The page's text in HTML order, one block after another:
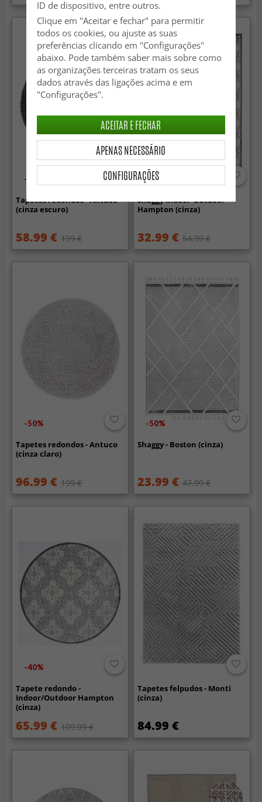
-70%
Tapetes redondos - Antuco
(cinza escuro)
58.99 € 199 €
-40%
Shaggy Indoor-Outdoor -
Hampton (cinza)
32.99 € 54.99 €
-50%
Tapetes redondos - Antuco
(cinza claro)
96.99 € 199 €
-50%
Shaggy - Boston (cinza)
23.99 € 47.99 €
-40%
Tapete redondo -
Indoor/Outdoor Hampton
(cinza)
65.99 € 109.99 €
Tapetes felpudos - Monti
(cinza)
84.99 €
ID de dispositivo, entre outros.
Clique em "Aceitar e fechar" para permitir
todos os cookies, ou ajuste as suas
preferências clicando em "Configurações"
abaixo. Pode também saber mais sobre como
as organizações terceiras tratam os seus
dados através das ligações acima e em
"Configurações".
CONFIGURAÇÕES
APENAS NECESSÁRIO
ACEITAR E FECHAR